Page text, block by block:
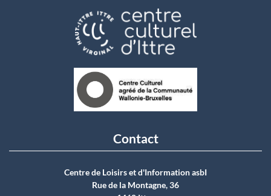
Contact
Centre de Loisirs et d'Information asbI
Rue de la Montagne, 36